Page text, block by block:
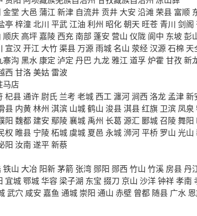
金堂 大邑 蒲江 新津 自流井 贡井 大安 沿滩 荣县 富顺
亭 梓潼北川 平武 江油 利州 昭化朝天 旺苍 青川 剑阁
顺庆 高坪 嘉陵 西充 南部 蓬安 营山 仪陇 阆中 东坡彭
宣汉 开江 大竹 渠县 万源雨城 名山 荥经汉源石棉 天
寨沟 黑水 康定 泸定 丹巴 九龙雅江 道孚炉霍 甘孜新
西 甘洛 美姑 雷波
马店
杞县通许 尉氏 兰考 老城 西工瀍河涧西 洛龙 孟津新
县 内黄林州 淇滨 山城鹤山 浚县淇县红旗 卫滨 凤泉
阳 魏都 建安 鄢陵襄城 禹州 长葛 源汇 郾城召陵舞阳
权 睢县 宁陵柘城 虞城 夏邑 永城浉河平桥 罗山 光山
阳 汝南 遂平新蔡
铁山 大冶 阳新茅箭 张湾 郧阳 郧西 竹山 竹溪 房县丹
宜城鄂城华容 梁子湖 东宝 掇刀 京山 沙洋钟祥孝南
武穴 咸安 嘉鱼 通城 崇阳 通山 赤壁 曾都 随县 广水